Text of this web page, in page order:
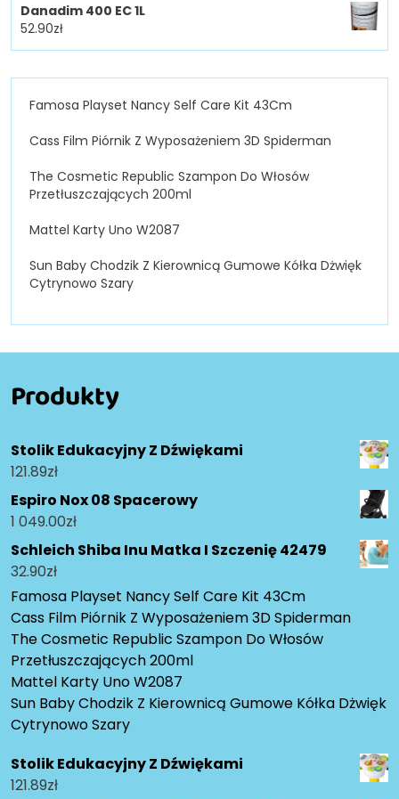
Danadim 400 EC 1L
52.90zł
Famosa Playset Nancy Self Care Kit 43Cm
Cass Film Piórnik Z Wyposażeniem 3D Spiderman
The Cosmetic Republic Szampon Do Włosów
Przetłuszczających 200ml
Mattel Karty Uno W2087
Sun Baby Chodzik Z Kierownicą Gumowe Kółka Dżwięk
Cytrynowo Szary
Produkty
Stolik Edukacyjny Z Dźwiękami
121.89zł
Espiro Nox 08 Spacerowy
1 049.00zł
Schleich Shiba Inu Matka I Szczenię 42479
32.90zł
Famosa Playset Nancy Self Care Kit 43Cm
Cass Film Piórnik Z Wyposażeniem 3D Spiderman
The Cosmetic Republic Szampon Do Włosów
Przetłuszczających 200ml
Mattel Karty Uno W2087
Sun Baby Chodzik Z Kierownicą Gumowe Kółka Dżwięk
Cytrynowo Szary
Stolik Edukacyjny Z Dźwiękami
121.89zł